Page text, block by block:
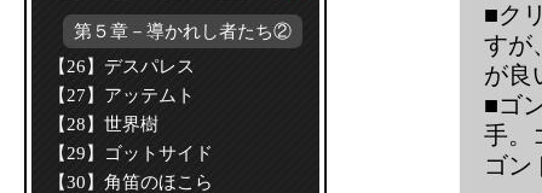
第５章－導かれし者たち②
【26】デスパレス
【27】アッテムト
【28】世界樹
【29】ゴットサイド
【30】角笛のほこら
■ク
すが
が良
■ゴ
手。
ゴン